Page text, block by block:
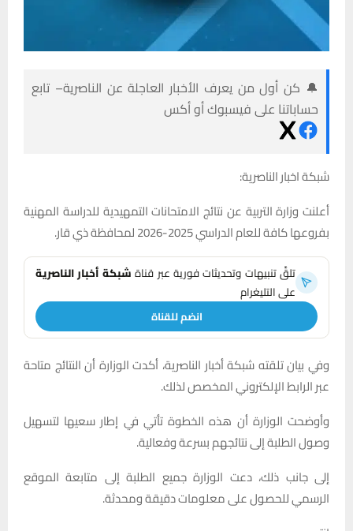
🔔 كن أول من يعرف الأخبار العاجلة عن الناصرية– تابع
حساباتنا على فيسبوك أو أكس
شبكة اخبار الناصرية:
أعلنت وزارة التربية عن نتائج الامتحانات التمهيدية للدراسة المهنية
بفروعها كافة للعام الدراسي 2025-2026 لمحافظة ذي قار.
تلقَّ تنبيهات وتحديثات فورية عبر قناةشبكة أخبار الناصرية
على التليغرام
انضم للقناة
وفي بيان تلقته شبكة أخبار الناصرية، أكدت الوزارة أن النتائج متاحة
عبر الرابط الإلكتروني المخصص لذلك.
وأوضحت الوزارة أن هذه الخطوة تأتي في إطار سعيها لتسهيل
وصول الطلبة إلى نتائجهم بسرعة وفعالية.
إلى جانب ذلك، دعت الوزارة جميع الطلبة إلى متابعة الموقع
الرسمي للحصول على معلومات دقيقة ومحدثة.